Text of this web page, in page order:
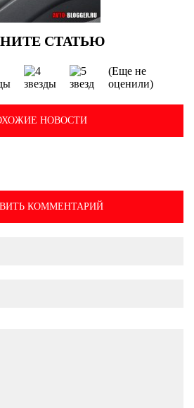
(Еще не
оценили)
НОВОСТИ
КОММЕНТАРИЙ